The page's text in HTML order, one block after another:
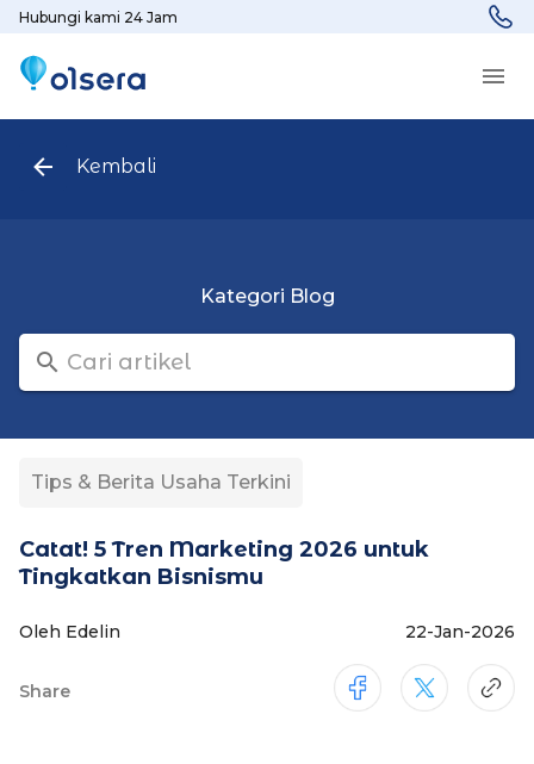
Hubungi kami 24 Jam
Kembali
Kategori Blog
Tips & Berita Usaha Terkini
Catat! 5 Tren Marketing 2026 untuk
Tingkatkan Bisnismu
Oleh Edelin 22-Jan-2026
Share